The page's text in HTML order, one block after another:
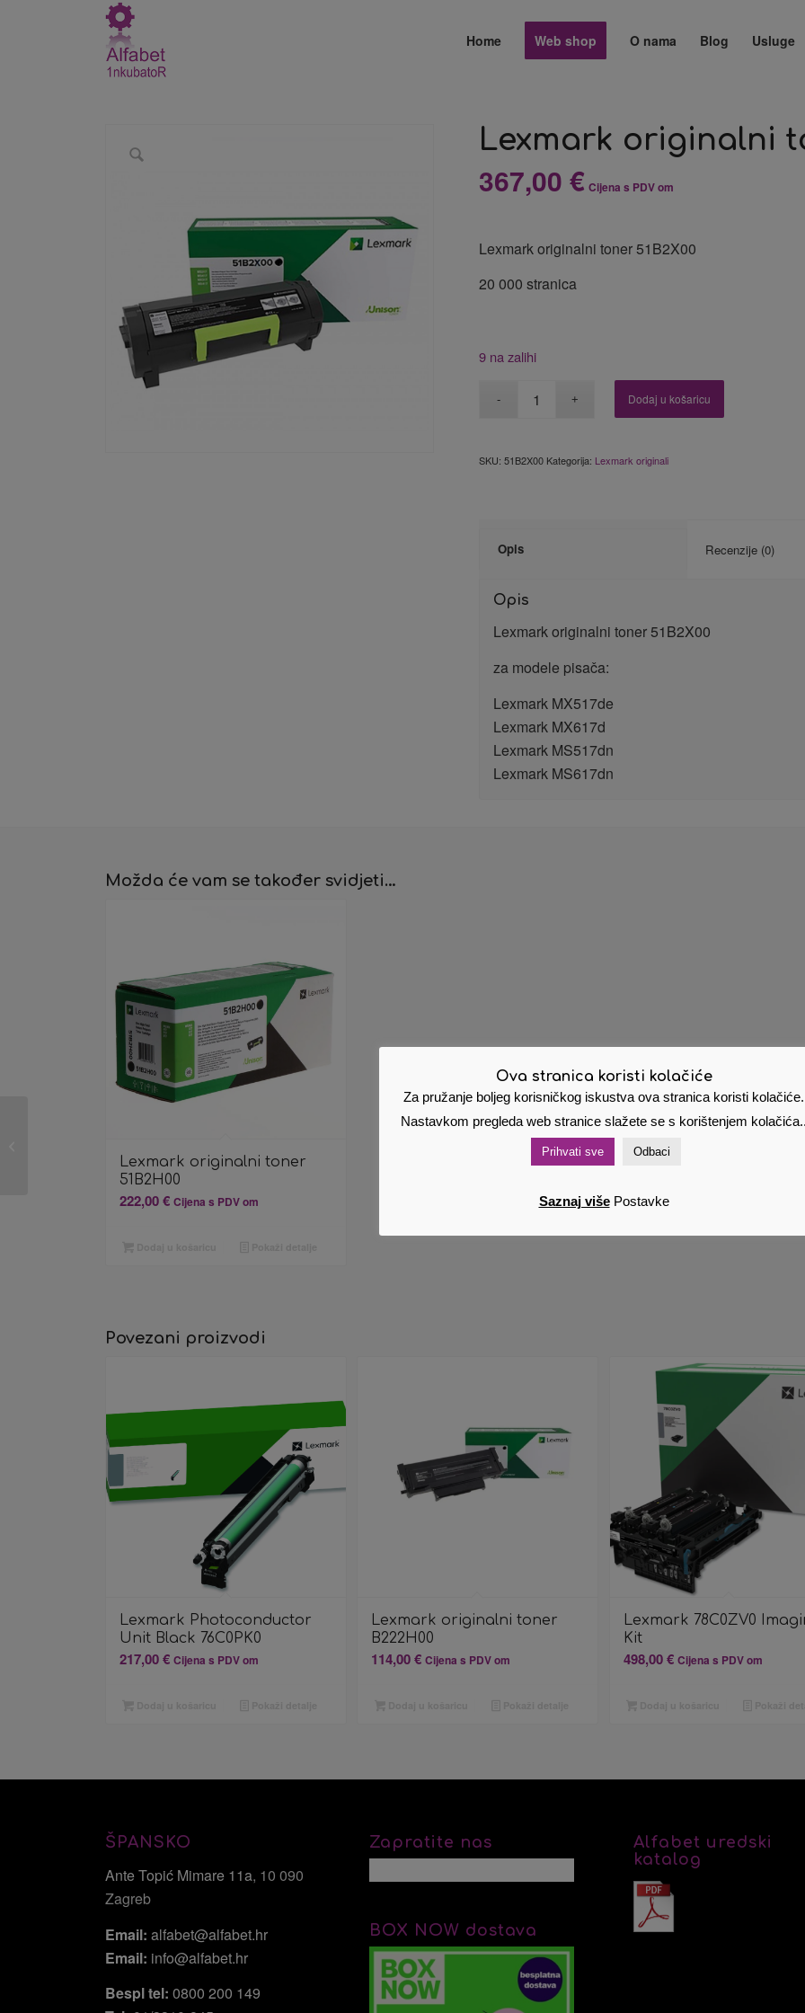
Home Web shop O nama Blog Usluge
Lexmark originalni
367,00€ Cijena s PDV om
Lexmark originalni toner 51B2X00
20 000 stranica
9 na zalihi
Dodaj u košaricu
SKU:51B2X00 Kategorija: Lexmark originali
Opis Recenzije (0)
Opis
Lexmark originalni toner 51B2X00
za modele pisača:
Lexmark MX517de
Lexmark MX617d
Lexmark MS517dn
Lexmark MS617dn
Možda će vam se također svidjeti…
Lexmark originalni toner
51B2H00
222,00€ Cijena s PDV om
Povezani proizvodi
Lexmark Photoconductor
Unit Black 76C0PK0
217,00€ Cijena s PDV om
Lexmark originalni toner
B222H00
114,00€ Cijena s PDV om
Lexmark 78C0ZV0
Kit
498,00€ Cijena s PDV om
ŠPANSKO
Ante Topić Mimare 11a, 10 090
Zagreb
Email: alfabet@alfabet.hr
Email: info@alfabet.hr
Bespl tel: 0800 200 149
Zapratite nas
BOX NOW dostava
Alfabet uredski
katalog
Ova stranica koristi kolačiće
Za pružanje boljeg korisničkog iskustva ova stranica koristi kolačiće.
Nastavkom pregleda web stranice slažete se s korištenjem
Prihvati sve Odbaci
Saznaj više Postavke